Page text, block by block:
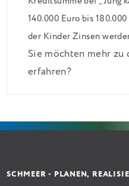
140.000 Euro bis
der Kinder Zinsen
verbilligt: Heutiger Zins
bei 35 Jahren Laufzeit
Antragstellende
Sanierung in
Sie möchten mehr zu
erfahren?
SCHMEER - PLANEN,